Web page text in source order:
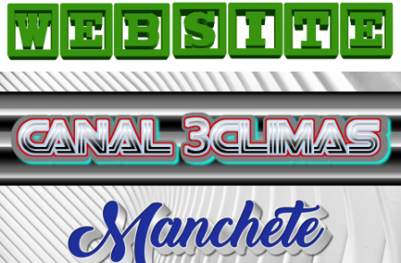
HOME
COMO ANUNCIAR
JORNAIS DO BRASIL
PODCAST/NOTÍCIAS
AS NOTÍCIAS DO DIA
ACONTECEU...VIROU MANCHETE!